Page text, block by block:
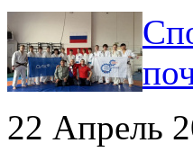
22 Апрель